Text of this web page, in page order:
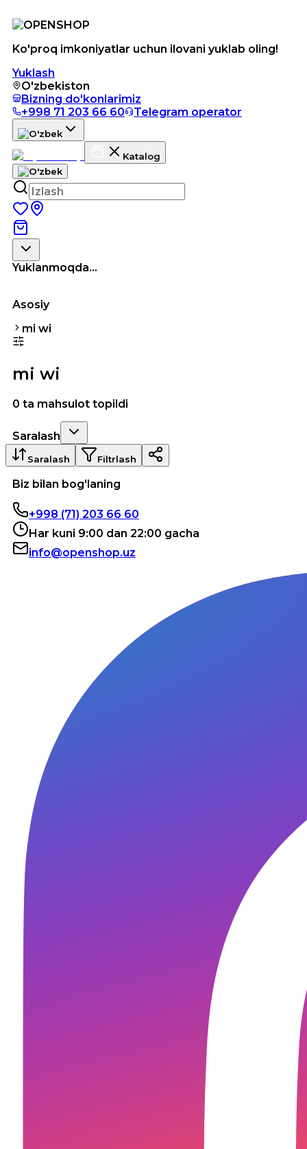
Ko'proq imkoniyatlar uchun ilovani yuklab oling!
Yuklash
O'zbekiston
Bizning do'konlarimiz
+998 71 203 66 60
Telegram operator
Katalog
Yuklanmoqda...
Asosiy
mi wi
mi wi
0 ta mahsulot topildi
Saralash
Saralash Filtrlash
Biz bilan bog'laning
+998 (71) 203 66 60
Har kuni 9:00 dan 22:00 gacha
info@openshop.uz